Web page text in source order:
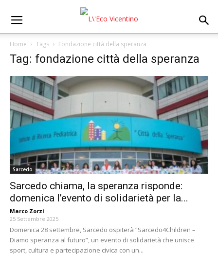
Home Tags Fondazione città della speranza
Tag: fondazione città della speranza
Sarcedo
Sarcedo chiama, la speranza risponde:
domenica l’evento di solidarietà per la...
Marco Zorzi -
25 Settembre 2025
Domenica 28 settembre, Sarcedo ospiterà “Sarcedo4Children –
Diamo speranza al futuro”, un evento di solidarietà che unisce
sport, cultura e partecipazione civica con un...